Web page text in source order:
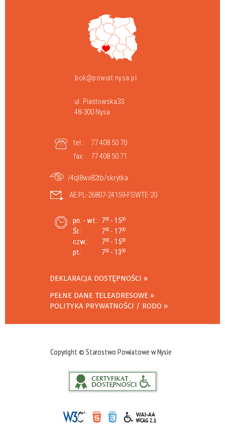
bok@powiat.nysa.pl
ul. Piastowska33
48-300 Nysa
tel.:
77 408 50 70
fax:
77 408 50 71
/4ql8wx82tb/skrytka
AE:PL-26807-24159-FSWTE-20
pn. - wt.: 730 - 1530
Śr.: 730 - 1730
czw.: 730 - 1530
pt.: 730 - 1330
DEKLARACJA DOSTĘPNOŚCI
PEŁNE DANE TELEADRESOWE
POLITYKA PRYWATNOŚCI / RODO
Copyright © Starostwo Powiatowe w Nysie